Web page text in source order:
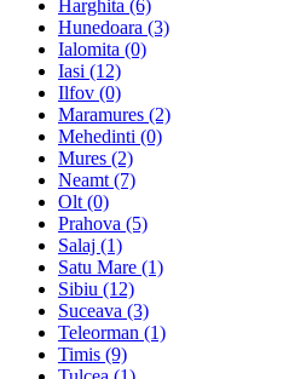
Harghita (6)
Hunedoara (3)
Ialomita (0)
Iasi (12)
Ilfov (0)
Maramures (2)
Mehedinti (0)
Mures (2)
Neamt (7)
Olt (0)
Prahova (5)
Salaj (1)
Satu Mare (1)
Sibiu (12)
Suceava (3)
Teleorman (1)
Timis (9)